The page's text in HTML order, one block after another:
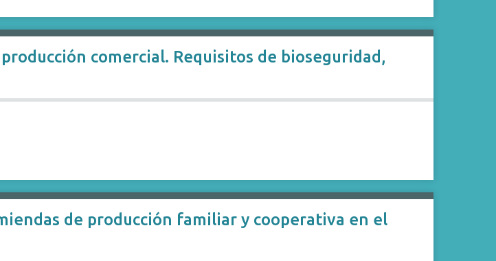
comercial. Requisitos de bioseguridad,
de producción familiar y cooperativa en el